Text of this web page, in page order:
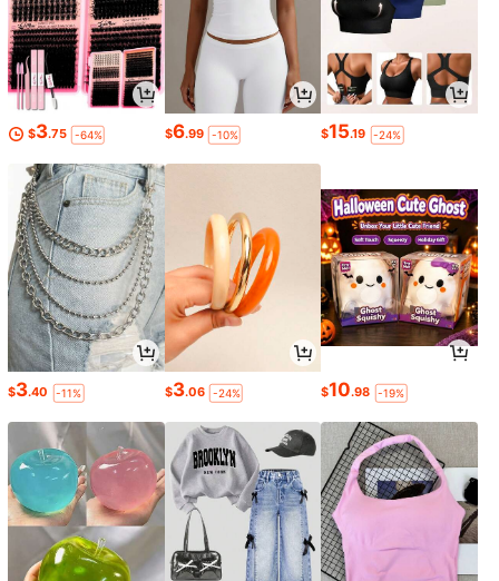
$3.75 -64% $6.99 -10% $15.19 -24%
$3.40 -11% $3.06 -24% $10.98 -19%